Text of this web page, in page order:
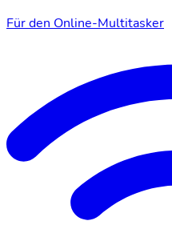
Für den Online-Multitasker